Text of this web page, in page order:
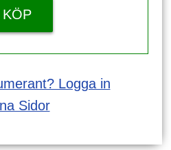
KÖP
Logga in
Sidor